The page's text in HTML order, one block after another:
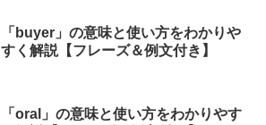
「buyer」の意味と使い方をわかりや
すく解説【フレーズ＆例文付き】
「oral」の意味と使い方をわかりやす